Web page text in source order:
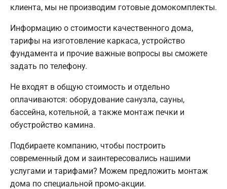
клиента, мы не производим готовые домокомплекты.
Информацию о стоимости качественного дома,
тарифы на изготовление каркаса, устройство
фундамента и прочие важные вопросы вы сможете
задать по телефону.
Не входят в общую стоимость и отдельно
оплачиваются: оборудование санузла, сауны,
бассейна, котельной, а также монтаж печки и
обустройство камина.
Подбираете компанию, чтобы построить
современный дом и заинтересовались нашими
услугами и тарифами? Можем предложить монтаж
дома по специальной промо-акции.